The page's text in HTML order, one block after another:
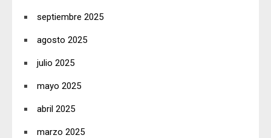
septiembre 2025
agosto 2025
julio 2025
mayo 2025
abril 2025
marzo 2025